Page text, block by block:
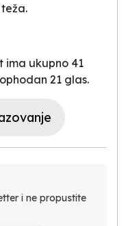
ima ukupno 41
21 glas.
i ne propustite